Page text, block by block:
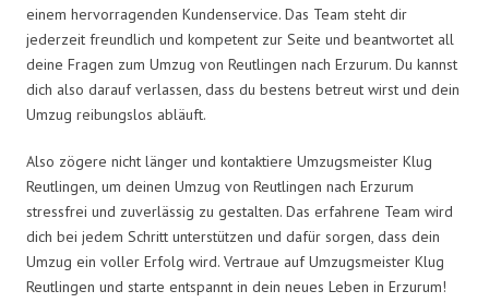
einem hervorragenden Kundenservice. Das Team steht dir
jederzeit freundlich und kompetent zur Seite und beantwortet all
deine Fragen zum Umzug von Reutlingen nach Erzurum. Du kannst
dich also darauf verlassen, dass du bestens betreut wirst und dein
Umzug reibungslos abläuft.
Also zögere nicht länger und kontaktiere Umzugsmeister Klug
Reutlingen, um deinen Umzug von Reutlingen nach Erzurum
stressfrei und zuverlässig zu gestalten. Das erfahrene Team wird
dich bei jedem Schritt unterstützen und dafür sorgen, dass dein
Umzug ein voller Erfolg wird. Vertraue auf Umzugsmeister Klug
Reutlingen und starte entspannt in dein neues Leben in Erzurum!